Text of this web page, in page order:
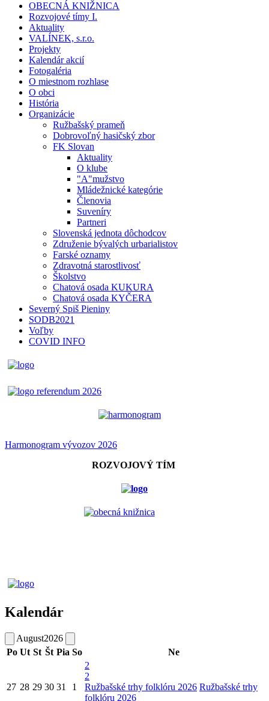
OBECNÁ KNIŽNICA
Rozvojové tímy I.
Aktuality
VALÍNEK, s.r.o.
Projekty
Kalendár akcií
Fotogaléria
O miestnom rozhlase
O obci
História
Organizácie
Ružbašský prameň
Dobrovoľný hasičský zbor
FK Slovan
Aktuality
O klube
"A"mužstvo
Mládežnické kategórie
Členovia
Suveníry
Partneri
Slovenská jednota dôchodcov
Združenie bývalých urbarialistov
Farské oznamy
Zdravotná starostlivosť
Školstvo
Chatová osada KUKURA
Chatová osada KYČERA
Severný Spiš Pieniny
SODB2021
Voľby
COVID INFO
Harmonogram vývozov 2026
ROZVOJOVÝ TÍM
Kalendár
August2026
Po Ut St Št Pia So Ne
27 28 29 30 31 1
2
2
Ružbašské trhy folklóru 2026 Ružbašské trhy
folklóru 2026